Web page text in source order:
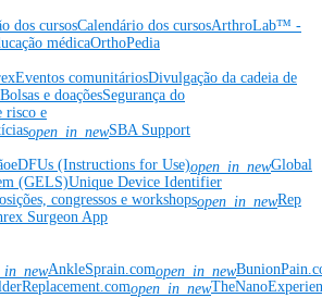
dos cursosCalendário dos cursosArthroLab™ -
médicaOrthoPedia
Eventos comunitáriosDivulgação da cadeia de
Bolsas e doaçõesSegurança do
risco e
open_in_newSBA Support
eDFUs (Instructions for Use)open_in_newGlobal
(GELS)Unique Device Identifier
congressos e workshopsopen_in_newRep
Surgeon App
AnkleSprain.comopen_in_new
open_in_new